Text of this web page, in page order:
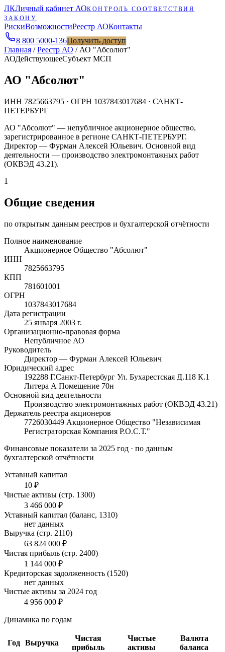
ЛКЛичный кабинет АОКОНТРОЛЬ СООТВЕТСТВИЯ
ЗАКОНУ
РискиВозможностиРеестр АОКонтакты
8 800 5000-136Получить доступ
Главная /Реестр АО / АО "Абсолют"
АОДействующееСубъект МСП
АО "Абсолют"
ИНН 7825663795 · ОГРН 1037843017684 · САНКТ-
ПЕТЕРБУРГ
АО "Абсолют" — непубличное акционерное общество,
зарегистрированное в регионе САНКТ-ПЕТЕРБУРГ.
Директор — Фурман Алексей Юльевич. Основной вид
деятельности — производство электромонтажных работ
(ОКВЭД 43.21).
1
Общие сведения
по открытым данным реестров и бухгалтерской отчётности
Полное наименование
Акционерное Общество "Абсолют"
ИНН
7825663795
КПП
781601001
ОГРН
1037843017684
Дата регистрации
25 января 2003 г.
Организационно-правовая форма
Непубличное АО
Руководитель
Директор — Фурман Алексей Юльевич
Юридический адрес
192288 Г.Санкт-Петербург Ул. Бухарестская Д.118 К.1
Литера А Помещение 70н
Основной вид деятельности
Производство электромонтажных работ (ОКВЭД 43.21)
Держатель реестра акционеров
7726030449 Акционерное Общество "Независимая
Регистраторская Компания Р.О.С.Т."
Финансовые показатели за 2025 год · по данным
бухгалтерской отчётности
Уставный капитал
10 ₽
Чистые активы (стр. 1300)
3 466 000 ₽
Уставный капитал (баланс, 1310)
нет данных
Выручка (стр. 2110)
63 824 000 ₽
Чистая прибыль (стр. 2400)
1 144 000 ₽
Кредиторская задолженность (1520)
нет данных
Чистые активы за 2024 год
4 956 000 ₽
Динамика по годам
Год Выручка
Чистая
прибыль
Чистые
активы
Валюта
баланса